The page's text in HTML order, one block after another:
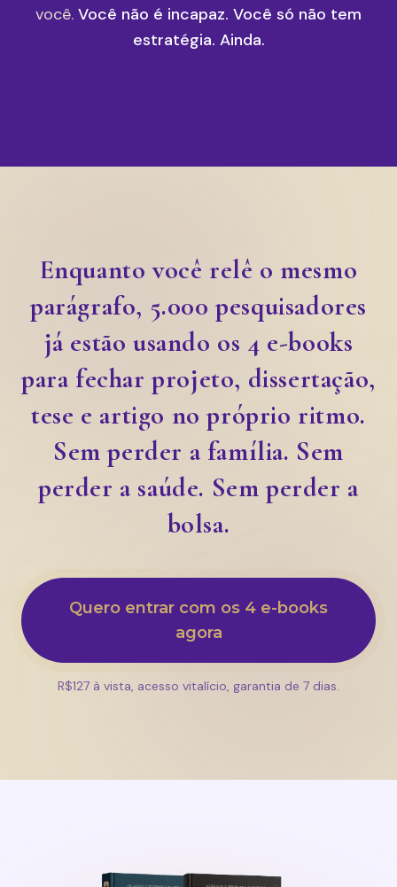
você. Você não é incapaz. Você só não tem
estratégia. Ainda.
Enquanto você relê o mesmo
parágrafo, 5.000 pesquisadores
já estão usando os 4 e-books
para fechar projeto, dissertação,
tese e artigo no próprio ritmo.
Sem perder a família. Sem
perder a saúde. Sem perder a
bolsa.
Quero entrar com os 4 e-books
agora
R$127 à vista, acesso vitalício, garantia de 7 dias.